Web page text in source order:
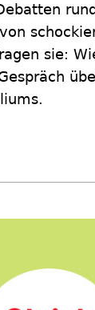
sie: